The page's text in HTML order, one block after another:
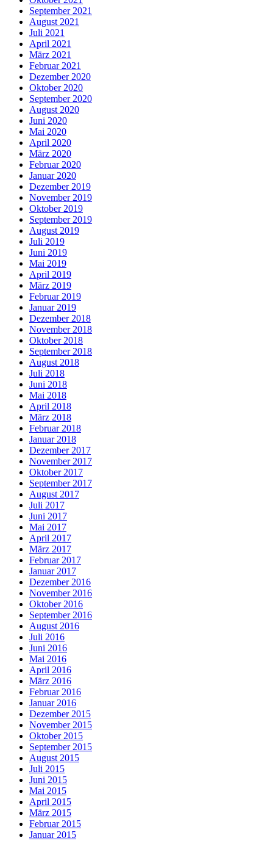
September 2021
August 2021
Juli 2021
April 2021
März 2021
Februar 2021
Dezember 2020
Oktober 2020
September 2020
August 2020
Juni 2020
Mai 2020
April 2020
März 2020
Februar 2020
Januar 2020
Dezember 2019
November 2019
Oktober 2019
September 2019
August 2019
Juli 2019
Juni 2019
Mai 2019
April 2019
März 2019
Februar 2019
Januar 2019
Dezember 2018
November 2018
Oktober 2018
September 2018
August 2018
Juli 2018
Juni 2018
Mai 2018
April 2018
März 2018
Februar 2018
Januar 2018
Dezember 2017
November 2017
Oktober 2017
September 2017
August 2017
Juli 2017
Juni 2017
Mai 2017
April 2017
März 2017
Februar 2017
Januar 2017
Dezember 2016
November 2016
Oktober 2016
September 2016
August 2016
Juli 2016
Juni 2016
Mai 2016
April 2016
März 2016
Februar 2016
Januar 2016
Dezember 2015
November 2015
Oktober 2015
September 2015
August 2015
Juli 2015
Juni 2015
Mai 2015
April 2015
März 2015
Februar 2015
Januar 2015